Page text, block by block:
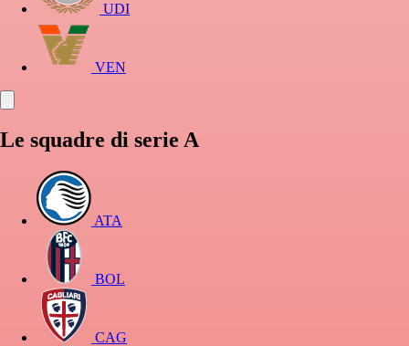
UDI
VEN
Le squadre di serie A
ATA
BOL
CAG